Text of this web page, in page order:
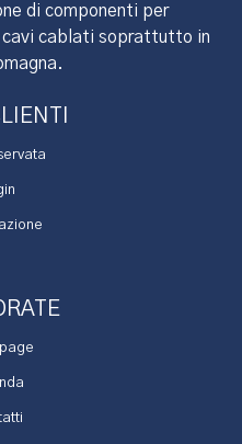
di componenti per
cavi cablati soprattutto in